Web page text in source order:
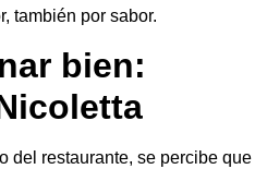
también por sabor.
bien:
del restaurante, se percibe que